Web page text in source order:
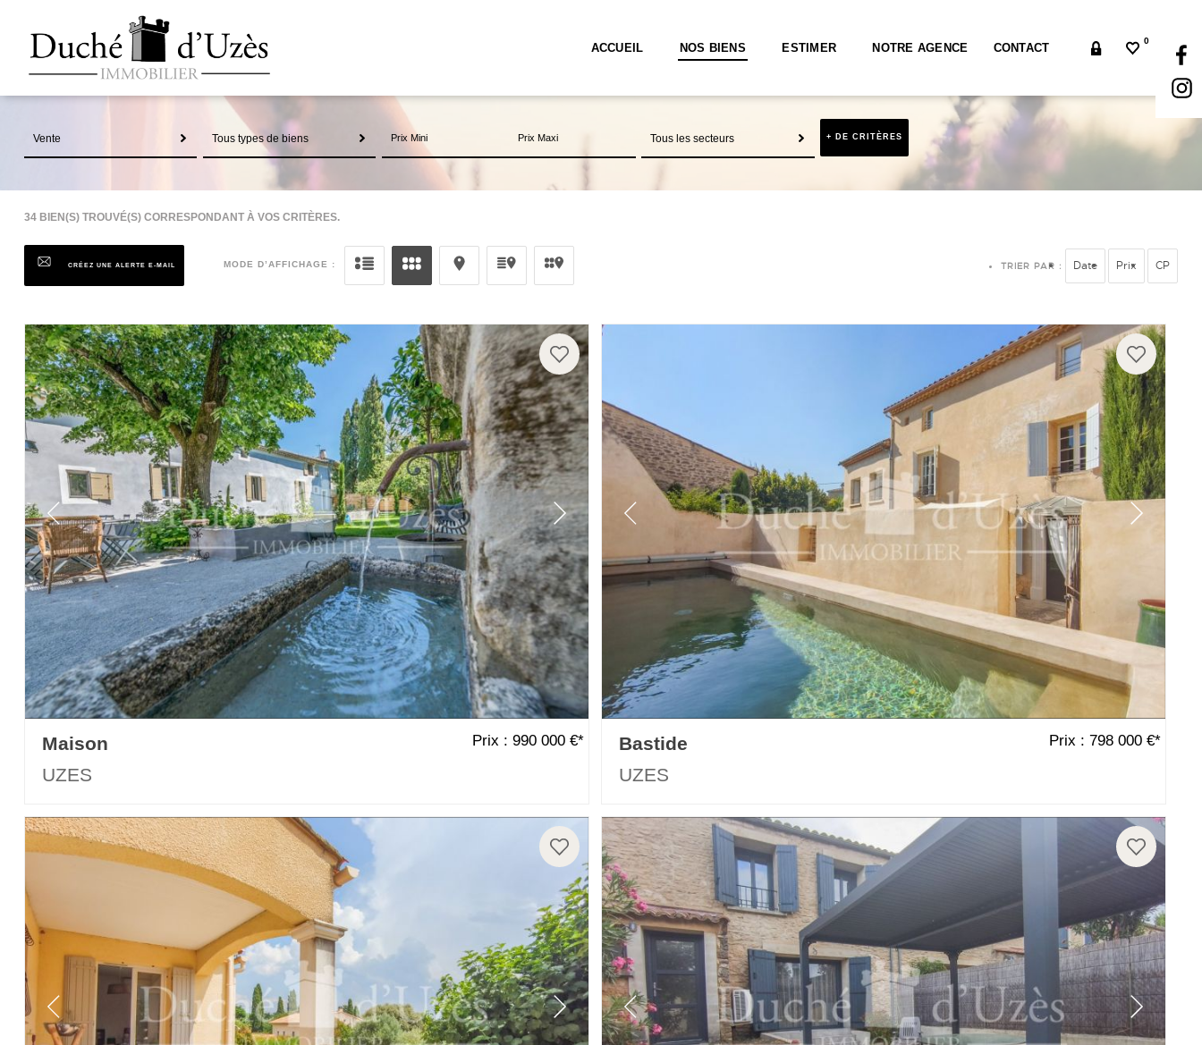
ACCUEIL NOS BIENS ESTIMER NOTRE AGENCE CONTACT 0
Vente Tous types de biens Tous les secteurs + DE CRITÈRES
34BIEN(S) TROUVÉ(S) CORRESPONDANT À VOS CRITÈRES.
CRÉEZ UNE ALERTE E-MAIL MODE D’AFFICHAGE : TRIER PAR : Date Prix CP
Maison
UZES
Prix : 990 000 €*
Bastide
UZES
Prix : 798 000 €*